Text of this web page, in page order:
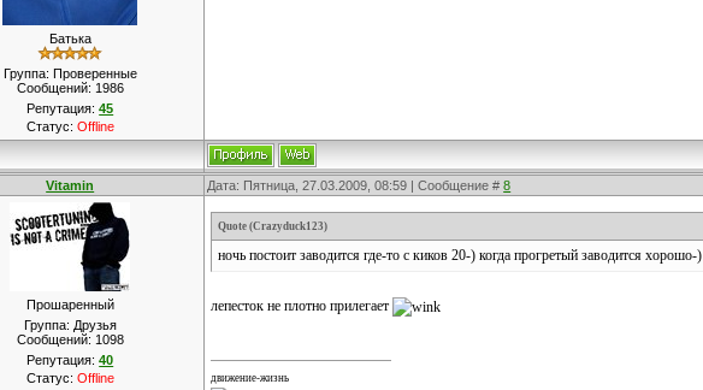
Батька
Группа: Проверенные
Сообщений: 1986
Репутация:45
Статус: Offline
Vitamin Дата: Пятница, 27.03.2009, 08:59 | Сообщение #8
Прошаренный
Группа: Друзья
Сообщений: 1098
Репутация:40
Статус: Offline
Quote (Crazyduck123)
ночь постоит заводится где-то с киков 20-) когда прогретый заводится хорошо-)
лепесток не плотно прилегает
движение-жизнь